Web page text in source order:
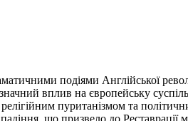
подіями Англійської
вплив на європейську
пуританізмом та
що призвело до